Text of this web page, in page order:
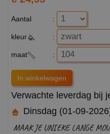
Aantal :
kleur :
maat :
Verwachte leverdag bij
Dinsdag (01-09-
MAAK JE UNIEKE LANGE